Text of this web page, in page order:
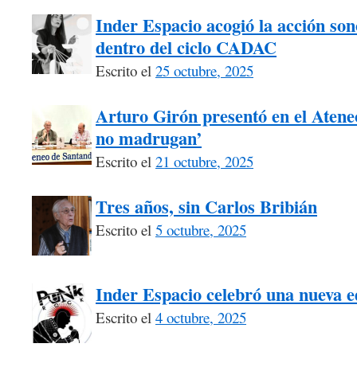
Inder Espacio acogió la acción
dentro del ciclo CADAC
Escrito el 25 octubre, 2025
Arturo Girón presentó en el
no madrugan’
Escrito el 21 octubre, 2025
Tres años, sin Carlos Bribián
Escrito el 5 octubre, 2025
Inder Espacio celebró una nueva
Escrito el 4 octubre, 2025